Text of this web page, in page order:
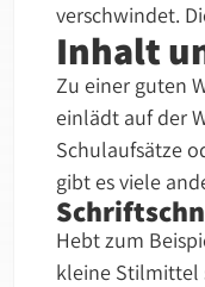
verschwindet.
Inhalt
Zu einer guten
einlädt auf der
Schulaufsätze
gibt es viele
Hebt zum
kleine Stilmittel